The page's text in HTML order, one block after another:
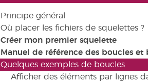
Principe général
Où placer les fichiers de squelettes ?
Créer mon premier squelette
Manuel de référence des boucles et
Quelques exemples de boucles
Afficher des éléments par lignes